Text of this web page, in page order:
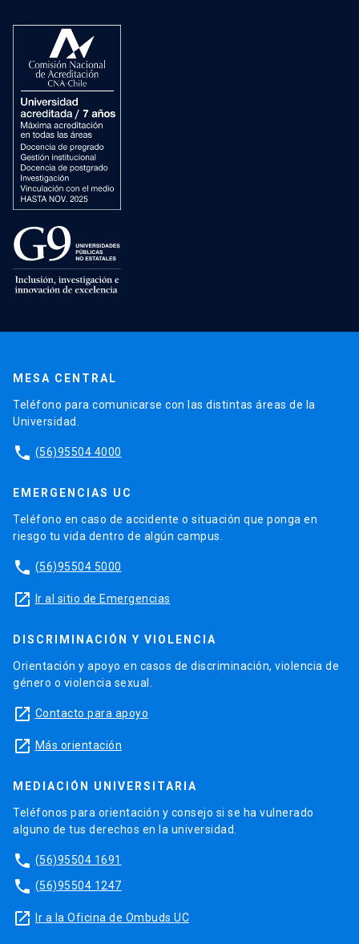
MESA CENTRAL
Teléfono para comunicarse con las distintas áreas de la
Universidad.
phone (56)95504 4000
EMERGENCIAS UC
Teléfono en caso de accidente o situación que ponga en
riesgo tu vida dentro de algún campus.
phone (56)95504 5000
launch Ir al sitio de Emergencias
DISCRIMINACIÓN Y VIOLENCIA
Orientación y apoyo en casos de discriminación, violencia de
género o violencia sexual.
launch Contacto para apoyo
launch Más orientación
MEDIACIÓN UNIVERSITARIA
Teléfonos para orientación y consejo si se ha vulnerado
alguno de tus derechos en la universidad.
phone (56)95504 1691
phone (56)95504 1247
launch Ir a la Oficina de Ombuds UC